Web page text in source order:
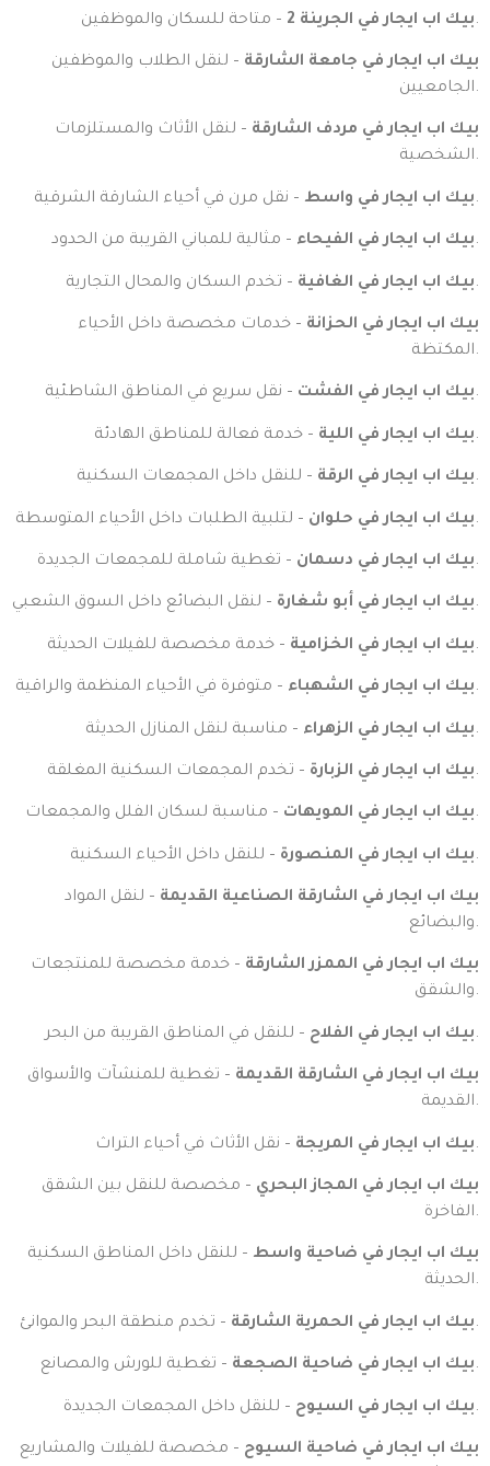
بيك اب ايجار في الجرينة 2– متاحة للسكان والموظفين.
بيك اب ايجار في جامعة الشارقة – لنقل الطلاب والموظفين
الجامعيين.
بيك اب ايجار في مردف الشارقة – لنقل الأثاث والمستلزمات
الشخصية.
بيك اب ايجار في واسط– نقل مرن في أحياء الشارقة الشرقية.
بيك اب ايجار في الفيحاء– مثالية للمباني القريبة من الحدود.
بيك اب ايجار في الغافية– تخدم السكان والمحال التجارية.
بيك اب ايجار في الحزانة – خدمات مخصصة داخل الأحياء
المكتظة.
بيك اب ايجار في الفشت– نقل سريع في المناطق الشاطئية.
بيك اب ايجار في اللية– خدمة فعالة للمناطق الهادئة.
بيك اب ايجار في الرقة– للنقل داخل المجمعات السكنية.
بيك اب ايجار في حلوان– لتلبية الطلبات داخل الأحياء المتوسطة.
بيك اب ايجار في دسمان– تغطية شاملة للمجمعات الجديدة.
بيك اب ايجار في أبو شغارة– لنقل البضائع داخل السوق الشعبي.
بيك اب ايجار في الخزامية– خدمة مخصصة للفيلات الحديثة.
بيك اب ايجار في الشهباء– متوفرة في الأحياء المنظمة والراقية.
بيك اب ايجار في الزهراء– مناسبة لنقل المنازل الحديثة.
بيك اب ايجار في الزبارة– تخدم المجمعات السكنية المغلقة.
بيك اب ايجار في المويهات– مناسبة لسكان الفلل والمجمعات.
بيك اب ايجار في المنصورة– للنقل داخل الأحياء السكنية.
بيك اب ايجار في الشارقة الصناعية القديمة – لنقل المواد
والبضائع.
بيك اب ايجار في الممزر الشارقة – خدمة مخصصة للمنتجعات
والشقق.
بيك اب ايجار في الفلاح– للنقل في المناطق القريبة من البحر.
بيك اب ايجار في الشارقة القديمة – تغطية للمنشآت والأسواق
القديمة.
بيك اب ايجار في المريجة– نقل الأثاث في أحياء التراث.
بيك اب ايجار في المجاز البحري – مخصصة للنقل بين الشقق
الفاخرة.
بيك اب ايجار في ضاحية واسط – للنقل داخل المناطق السكنية
الحديثة.
بيك اب ايجار في الحمرية الشارقة– تخدم منطقة البحر والموانئ.
بيك اب ايجار في ضاحية الصجعة– تغطية للورش والمصانع.
بيك اب ايجار في السيوح– للنقل داخل المجمعات الجديدة.
بيك اب ايجار في ضاحية السيوح – مخصصة للفيلات والمشاريع